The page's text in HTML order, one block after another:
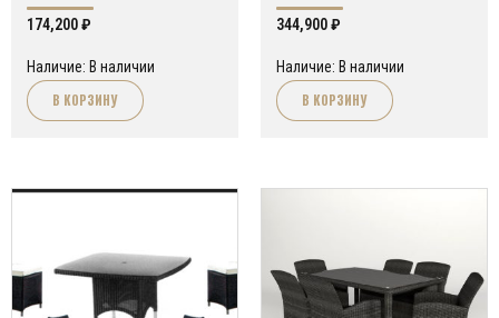
174,200₽
Наличие: В наличии
В КОРЗИНУ
344,900₽
Наличие: В наличии
В КОРЗИНУ